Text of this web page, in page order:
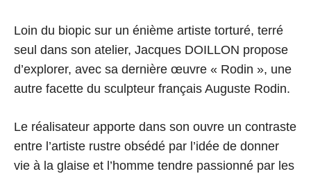
Loin du biopic sur un énième artiste torturé, terré
seul dans son atelier, Jacques DOILLON propose
d’explorer, avec sa dernière œuvre « Rodin », une
autre facette du sculpteur français Auguste Rodin.
Le réalisateur apporte dans son ouvre un contraste
entre l’artiste rustre obsédé par l’idée de donner
vie à la glaise et l’homme tendre passionné par les